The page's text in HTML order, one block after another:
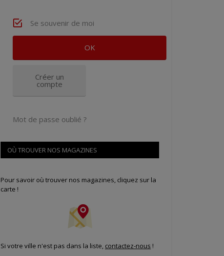
Se souvenir de moi
Créer un
compte
Mot de passe oublié ?
OÙ TROUVER NOS MAGAZINES
Pour savoir où trouver nos magazines, cliquez sur la
carte !
Si votre ville n'est pas dans la liste, contactez-nous !